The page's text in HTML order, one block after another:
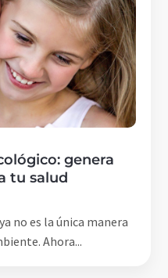
genera
tu salud
no es la única manera
Ahora...